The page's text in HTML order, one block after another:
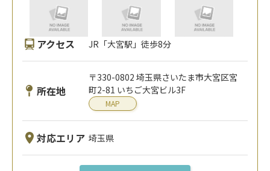
アクセス JR「大宮駅」徒歩8分
所在地
〒330-0802 埼玉県さいたま市大宮区宮
町2-81 いちご大宮ビル3F
MAP
対応エリア 埼玉県